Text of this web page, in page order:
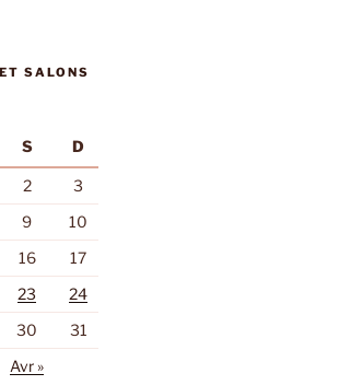
SALONS
S D
2
3
9
10
16
17
23
24
30
31
Avr »